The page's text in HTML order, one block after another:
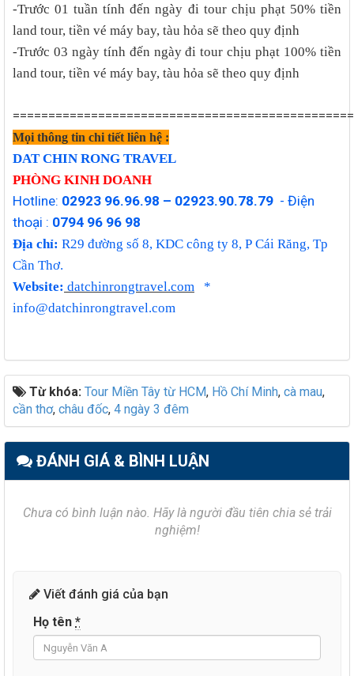
-Trước 01 tuần tính đến ngày đi tour chịu phạt 50% tiền
land tour, tiền vé máy bay, tàu hỏa sẽ theo quy định
-Trước 03 ngày tính đến ngày đi tour chịu phạt 100% tiền
land tour, tiền vé máy bay, tàu hỏa sẽ theo quy định
Mọi thông tin chi tiết liên hệ :
DAT CHIN RONG TRAVEL
PHÒNG KINH DOANH
Hotline: 02923 96.96.98 – 02923.90.78.79 - Điện
thoại : 0794 96 96 98
Địa chỉ: R29 đường số 8, KDC công ty 8, P Cái Răng, Tp
Cần Thơ.
Website: datchinrongtravel.com
*
info@datchinrongtravel.com
Từ khóa: Tour Miền Tây từ HCM, Hồ Chí Minh, cà mau,
cần thơ, châu đốc, 4 ngày 3 đêm
ĐÁNH GIÁ & BÌNH LUẬN
Chưa có bình luận nào. Hãy là người đầu tiên chia sẻ trải
nghiệm!
Viết đánh giá của bạn
Họ tên *